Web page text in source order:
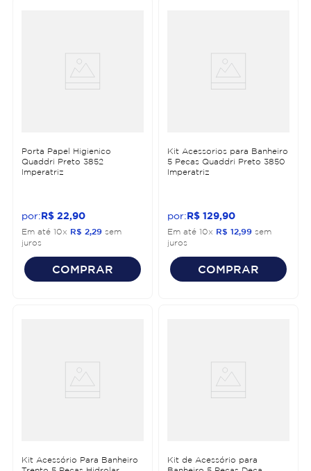
Porta Papel Higienico
Quaddri Preto 3852
Imperatriz
R$ 22 90
Em até 10x R$ 2 29 sem
juros
COMPRAR
Kit Acessorios para Banheiro
5 Pecas Quaddri Preto 3850
Imperatriz
R$ 129 90
Em até 10x R$ 12 99 sem
juros
COMPRAR
Kit Acessório Para Banheiro
Kit de Acessório para